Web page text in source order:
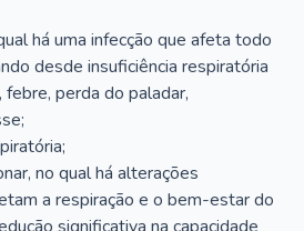
há uma infecção que afeta todo
desde insuficiência respiratória
febre, perda do paladar,
no qual há alterações
a respiração e o bem-estar do